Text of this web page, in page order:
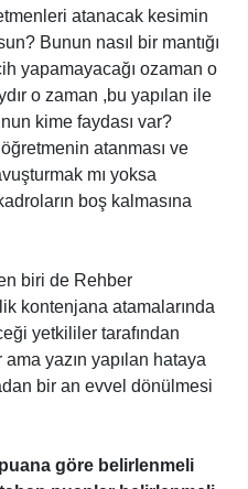
atanacak kesimin
Bunun nasıl bir mantığı
yapamayacağı ozaman o
o zaman ,bu yapılan ile
kime faydası var?
atanması ve
mı yoksa
boş kalmasına
biri de Rehber
kontenjana atamalarında
yetkililer tarafından
yazın yapılan hataya
bir an evvel dönülmesi
göre belirlenmeli